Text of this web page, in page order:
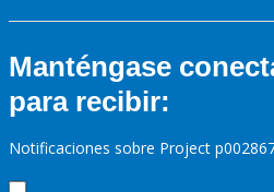
Manténgase
para recibir:
Notificaciones sobre Project